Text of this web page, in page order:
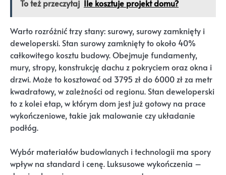
To też przeczytaj Ile kosztuje projekt domu?
Warto rozróżnić trzy stany: surowy, surowy zamknięty i
deweloperski. Stan surowy zamknięty to około 40%
całkowitego kosztu budowy. Obejmuje fundamenty,
mury, stropy, konstrukcję dachu z pokryciem oraz okna i
drzwi. Może to kosztować od 3795 zł do 6000 zł za metr
kwadratowy, w zależności od regionu. Stan deweloperski
to z kolei etap, w którym dom jest już gotowy na prace
wykończeniowe, takie jak malowanie czy układanie
podłóg.
Wybór materiałów budowlanych i technologii ma spory
wpływ na standard i cenę. Luksusowe wykończenia –